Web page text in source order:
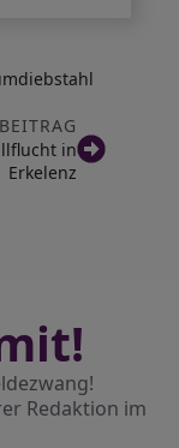
in
Erkelenz
Redaktion im